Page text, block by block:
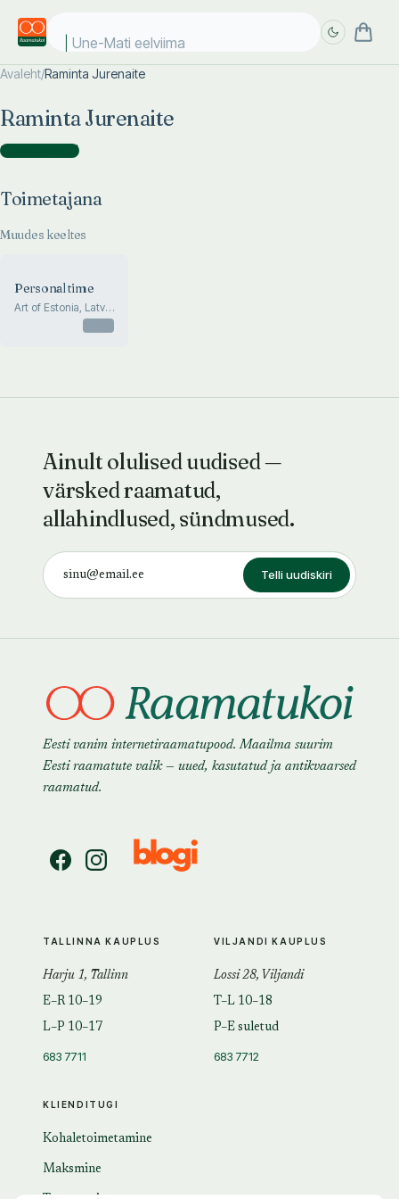
Une-Mati eelviimas
Avaleht/Raminta Jurenaite
Raminta Jurenaite
Toimetajana )
Toimetajana
Muudes keeltes
Personal time
Art of Estonia, Latvia
and Lithuania 1945
-1996. 9 September
Ainult olulised uudised —
värsked raamatud,
allahindlused, sündmused.
Telli uudiskiri
Eesti vanim internetiraamatupood. Maailma suurim
Eesti raamatute valik — uued, kasutatud ja antikvaarsed
raamatud.
KLIENDITUGI
Kohaletoimetamine
Maksmine
TALLINNA KAUPLUS
Harju 1, Tallinn
E–R 10–19
L–P 10–17
683 7711
VILJANDI KAUPLUS
Lossi 28, Viljandi
T–L 10–18
P–E suletud
683 7712